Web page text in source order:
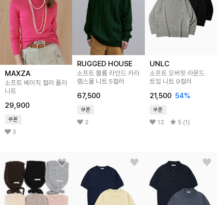
MAXZA
소프트 베이직 컬러 폴라
니트
29,900
쿠폰
3
RUGGED HOUSE
소프트 볼륨 라인드 카라
램스울 니트 5컬러
67,500
쿠폰
2
UNLC
소프트 오버핏 라운드
트임 니트 9컬러
21,500 54%
쿠폰
12 5 (1)